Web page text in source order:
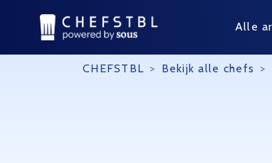
Alle
CHEFSTBL > Bekijk alle chefs >